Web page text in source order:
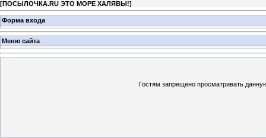
[ПОСЫЛОЧКА.RU ЭТО МОРЕ ХАЛЯВЫ!]
Форма входа
Меню сайта
Гостям запрещено просматривать